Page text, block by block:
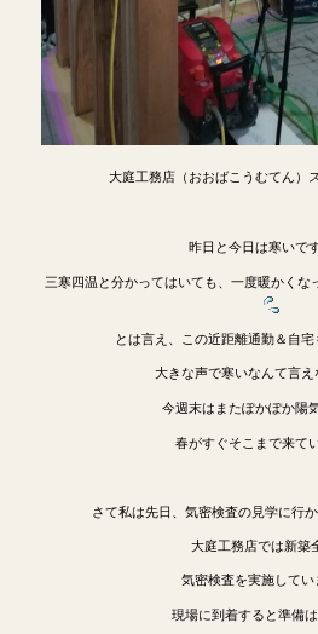
大庭工務店（おおばこうむてん）
昨日と今日は寒いで
三寒四温と分かってはいても、一度暖かく
とは言え、この近距離通勤＆自宅
大きな声で寒いなんて言え
今週末はまたぽかぽか陽
春がすぐそこまで来て
さて私は先日、気密検査の見学に行か
大庭工務店では新築
気密検査を実施してい
現場に到着すると準備